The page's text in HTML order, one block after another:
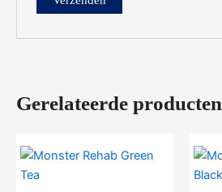
Gerelateerde producten